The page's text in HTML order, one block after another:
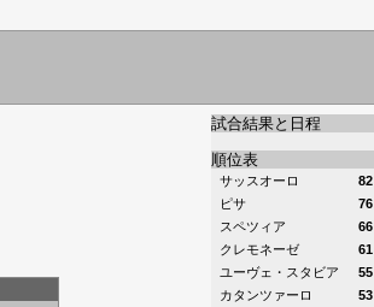
試合結果と日程
順位表
サッスオーロ
82
ピサ
76
スペツィア
66
クレモネーゼ
61
ユーヴェ・スタビア
55
カタンツァーロ
53